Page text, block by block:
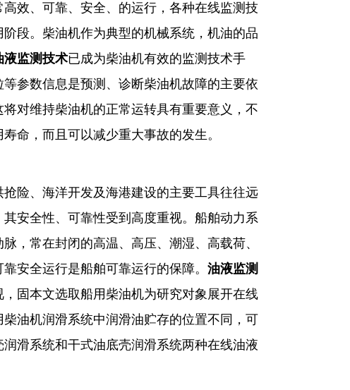
效、可靠、安全、的运行，各种在线监测技
段。柴油机作为典型的机械系统，机油的品
液监测技术已成为柴油机有效的监测技术手
参数信息是预测、诊断柴油机故障的主要依
对维持柴油机的正常运转具有重要意义，不
命，而且可以减少重大事故的发生。
险、海洋开发及海港建设的主要工具往往远
安全性、可靠性受到高度重视。船舶动力系
，常在封闭的高温、高压、潮湿、高载荷、
安全运行是船舶可靠运行的保障。 油液监测
固本文选取船用柴油机为研究对象展开在线
油机润滑系统中润滑油贮存的位置不同，可
滑系统和干式油底壳润滑系统两种在线油液